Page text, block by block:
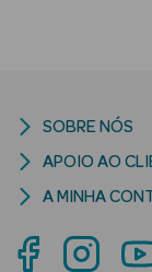
Criança
SOBRE NÓS
APOIO AO
A MINHA